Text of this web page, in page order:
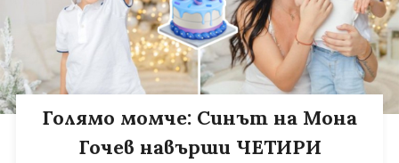
Голямо момче: Синът на Мона
Гочев навърши ЧЕТИРИ